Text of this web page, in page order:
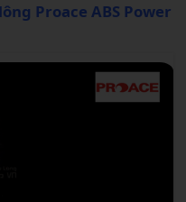
Proace ABS Power